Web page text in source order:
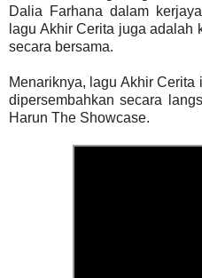
Dalia Farhana dalam
lagu Akhir Cerita juga adalah
secara bersama.
Menariknya, lagu Akhir Cerita
dipersembahkan secara
Harun The Showcase.